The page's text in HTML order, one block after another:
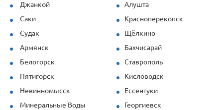
Джанкой
Алушта
Саки
Красноперекопск
Судак
Щёлкино
Армянск
Бахчисарай
Белогорск
Ставрополь
Пятигорск
Кисловодск
Невинномысск
Ессентуки
Минеральные Воды
Георгиевск